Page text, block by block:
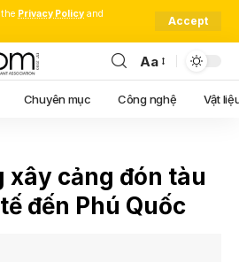
Privacy Policy and
Accept
Font
Resizer
Aa
Chuyên mục Công nghệ Vật
xây cảng đón tàu
đến Phú Quốc